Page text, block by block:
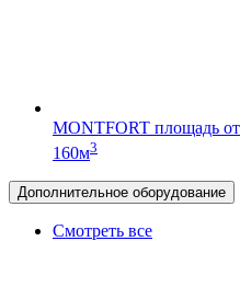
MONTFORT площадь
160м3
Дополнительное оборудование
Смотреть все